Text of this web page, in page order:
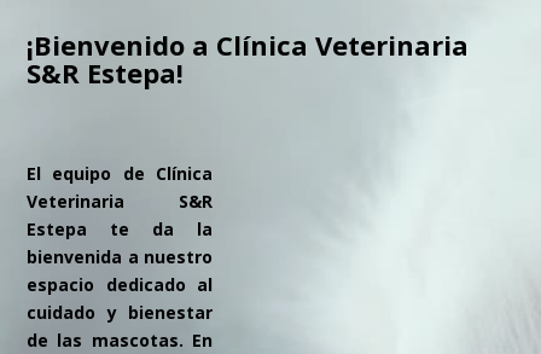
¡Bienvenido a Clínica Veterinaria
S&R Estepa!
El equipo de Clínica
Veterinaria S&R
Estepa te da la
bienvenida a nuestro
espacio dedicado al
cuidado y bienestar
de las mascotas. En